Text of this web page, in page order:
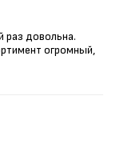
раз довольна.
огромный,